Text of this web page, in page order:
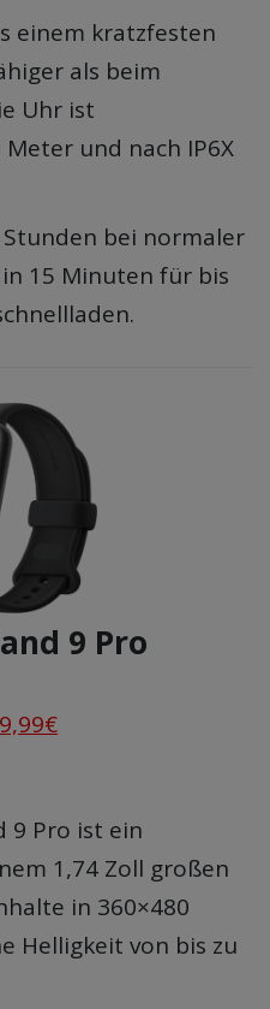
einem kratzfesten
als beim
Uhr ist
und nach IP6X
bei normaler
15 Minuten für bis
9 Pro
9 Pro ist ein
1,74 Zoll großen
in 360×480
Helligkeit von bis zu